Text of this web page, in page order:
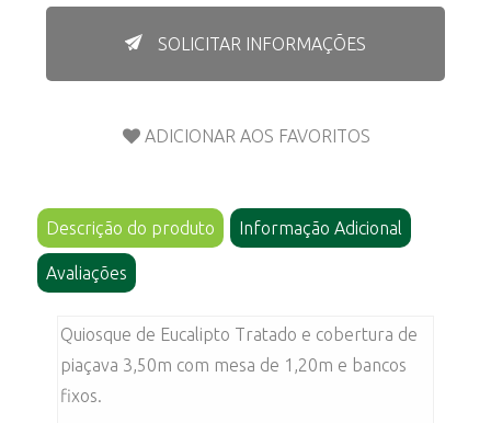
SOLICITAR INFORMAÇÕES
Descrição do produto Informação Adicional
Avaliações
Quiosque de Eucalipto Tratado e cobertura de
piaçava 3,50m com mesa de 1,20m e bancos
fixos.